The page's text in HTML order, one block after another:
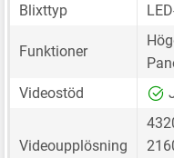
Blixttyp
Funktioner
Videostöd
Videoupplösning